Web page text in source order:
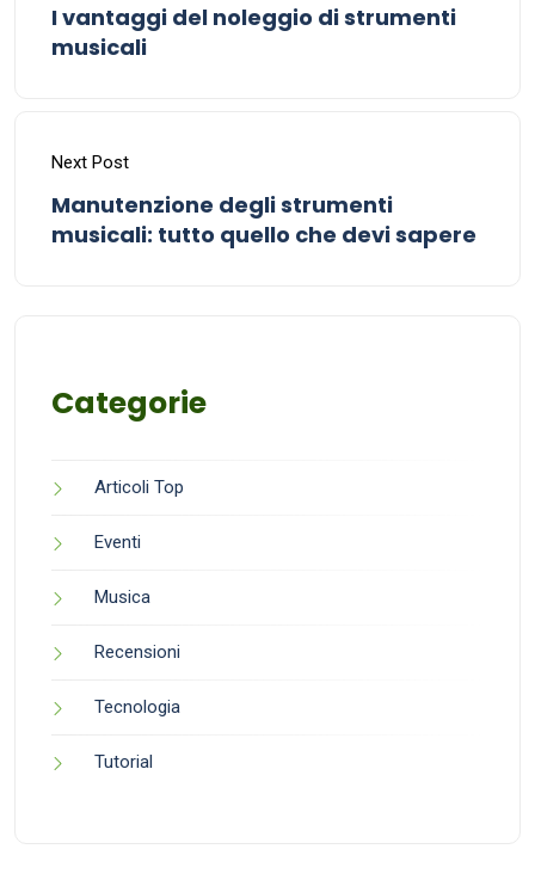
I vantaggi del noleggio di strumenti
musicali
Next Post
Manutenzione degli strumenti
musicali: tutto quello che devi sapere
Categorie
Articoli Top
Eventi
Musica
Recensioni
Tecnologia
Tutorial